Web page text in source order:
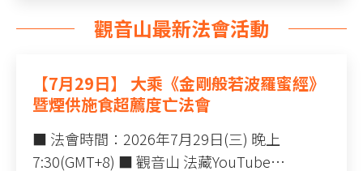
觀音山最新法會活動
【7月29日】 大乘《金剛般若波羅蜜經》
暨煙供施食超薦度亡法會
■ 法會時間：2026年7月29日(三) 晚上
7:30(GMT+8) ■ 觀音山 法藏YouTube…